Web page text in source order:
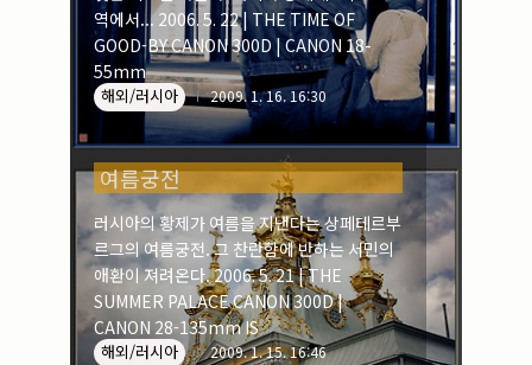
역에서... 2006. 5. 22 | THE TIME OF
GOOD-BY CANON 300D | CANON 18-
55mm
해외/러시아 2009. 1. 16. 16:30
여름궁전
러시아의 황제가 여름을 지낸다는 상페테르부
르그의 여름궁전. 그 찬란함에 반하는 서민의
애환이 져려온다. 2006. 5. 21 | THE
SUMMER PALACE CANON 300D |
CANON 28-135mm IS
해외/러시아 2009. 1. 15. 16:46